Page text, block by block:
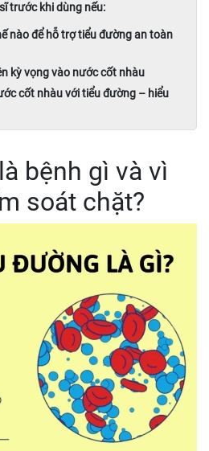
trước khi dùng nếu:
nào để hỗ trợ tiểu đường an toàn
kỳ vọng vào nước cốt nhàu
cốt nhàu với tiểu đường – hiểu
bệnh gì và vì
soát chặt?